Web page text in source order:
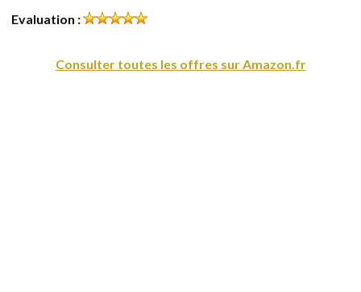
Evaluation :
Consulter toutes les offres sur Amazon.fr